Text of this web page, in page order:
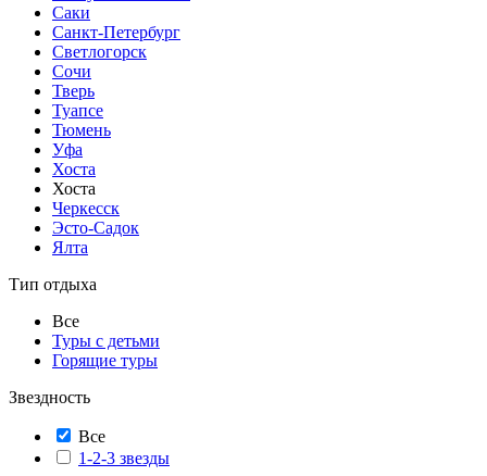
Саки
Санкт-Петербург
Светлогорск
Сочи
Тверь
Туапсе
Тюмень
Уфа
Хоста
Хоста
Черкесск
Эсто-Садок
Ялта
Тип отдыха
Все
Туры с детьми
Горящие туры
Звездность
Все
1-2-3 звезды